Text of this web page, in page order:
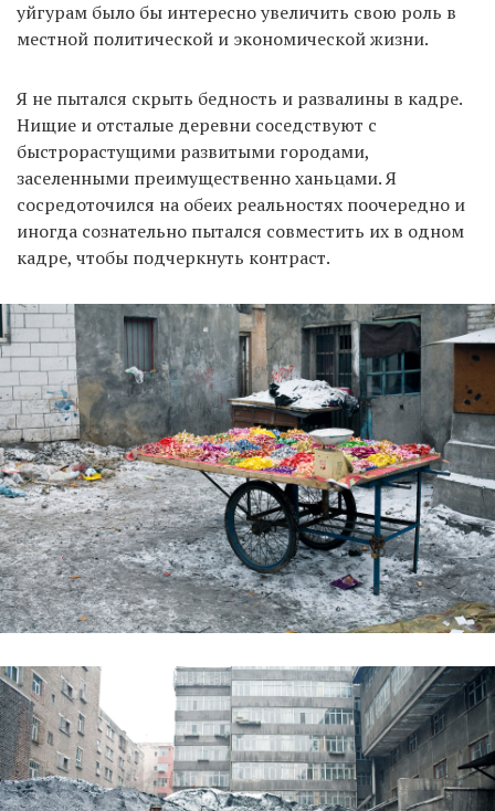
уйгурам было бы интересно увеличить свою роль в
местной политической и экономической жизни.
Я не пытался скрыть бедность и развалины в кадре.
Нищие и отсталые деревни соседствуют с
быстрорастущими развитыми городами,
заселенными преимущественно ханьцами. Я
сосредоточился на обеих реальностях поочередно и
иногда сознательно пытался совместить их в одном
кадре, чтобы подчеркнуть контраст.